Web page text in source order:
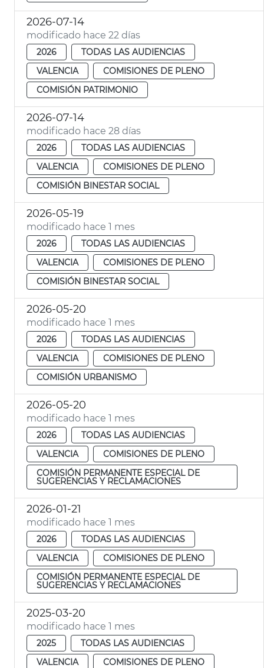
2026-07-14
modificado hace 22 días
2026
TODAS LAS AUDIENCIAS
VALENCIA
COMISIONES DE PLENO
COMISIÓN PATRIMONIO
2026-07-14
modificado hace 28 días
2026
TODAS LAS AUDIENCIAS
VALENCIA
COMISIONES DE PLENO
COMISIÓN BINESTAR SOCIAL
2026-05-19
modificado hace 1 mes
2026
TODAS LAS AUDIENCIAS
VALENCIA
COMISIONES DE PLENO
COMISIÓN BINESTAR SOCIAL
2026-05-20
modificado hace 1 mes
2026
TODAS LAS AUDIENCIAS
VALENCIA
COMISIONES DE PLENO
COMISIÓN URBANISMO
2026-05-20
modificado hace 1 mes
2026
TODAS LAS AUDIENCIAS
VALENCIA
COMISIONES DE PLENO
COMISIÓN PERMANENTE ESPECIAL DE
SUGERENCIAS Y RECLAMACIONES
2026-01-21
modificado hace 1 mes
2026
TODAS LAS AUDIENCIAS
VALENCIA
COMISIONES DE PLENO
COMISIÓN PERMANENTE ESPECIAL DE
SUGERENCIAS Y RECLAMACIONES
2025-03-20
modificado hace 1 mes
2025
TODAS LAS AUDIENCIAS
VALENCIA
COMISIONES DE PLENO